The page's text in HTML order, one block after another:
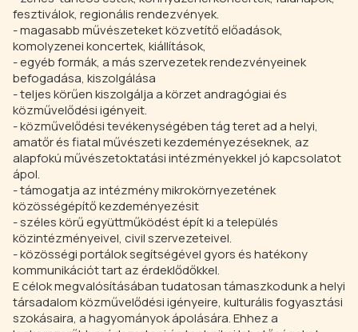
fesztiválok, regionális rendezvények.
- magasabb művészeteket közvetítő előadások,
komolyzenei koncertek, kiállítások,
- egyéb formák, a más szervezetek rendezvényeinek
befogadása, kiszolgálása
- teljes körűen kiszolgálja a körzet andragógiai és
közművelődési igényeit.
- közművelődési tevékenységében tág teret ad a helyi,
amatőr és fiatal művészeti kezdeményezéseknek, az
alapfokú művészetoktatási intézményekkel jó kapcsolatot
ápol.
- támogatja az intézmény mikrokörnyezetének
közösségépítő kezdeményezésit
- széles körű együttműködést épít ki a település
közintézményeivel, civil szervezeteivel.
- közösségi portálok segítségével gyors és hatékony
kommunikációt tart az érdeklődőkkel.
E célok megvalósításában tudatosan támaszkodunk a helyi
társadalom közművelődési igényeire, kulturális fogyasztási
szokásaira, a hagyományok ápolására. Ehhez a